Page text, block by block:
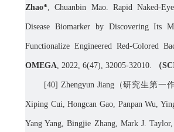
Zhao*, Chuanbin Mao. Rapid Naked-
Disease Biomarker by Discovering Its
Functionalize Engineered Red-Colored
OMEGA, 2022, 6(47), 32005-32010. （
[40] Zhengyun Jiang（研究生第一作
Xiping Cui, Hongcan Gao, Panpan Wu,
Yang Yang, Bingjie Zhang, Mark J.